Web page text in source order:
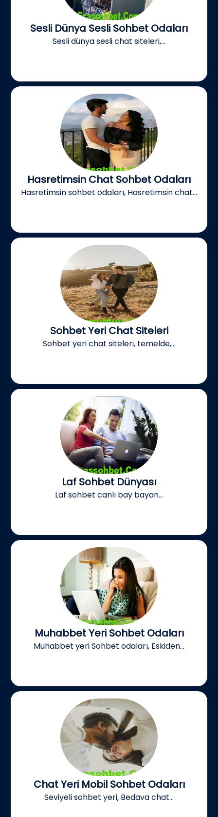
Sesli Dünya Sesli Sohbet Odaları
Sesli dünya sesli chat siteleri,...
Hasretimsin Chat Sohbet Odaları
Hasretimsin sohbet odaları, Hasretimsin chat...
Sohbet Yeri Chat Siteleri
Sohbet yeri chat siteleri, temelde,...
Laf Sohbet Dünyası
Laf sohbet canlı bay bayan...
Muhabbet Yeri Sohbet Odaları
Muhabbet yeri Sohbet odaları, Eskiden...
Chat Yeri Mobil Sohbet Odaları
Seviyeli sohbet yeri, Bedava chat...